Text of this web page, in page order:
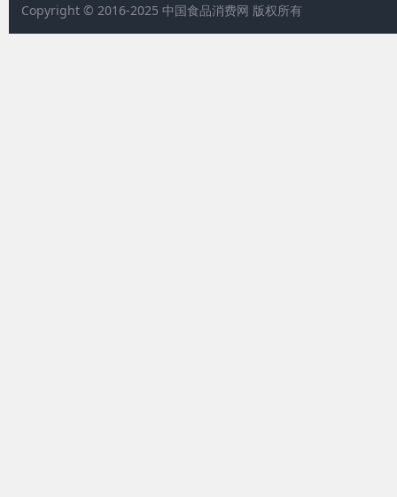
Copyright © 2016-2025 中国食品消费网 版权所有